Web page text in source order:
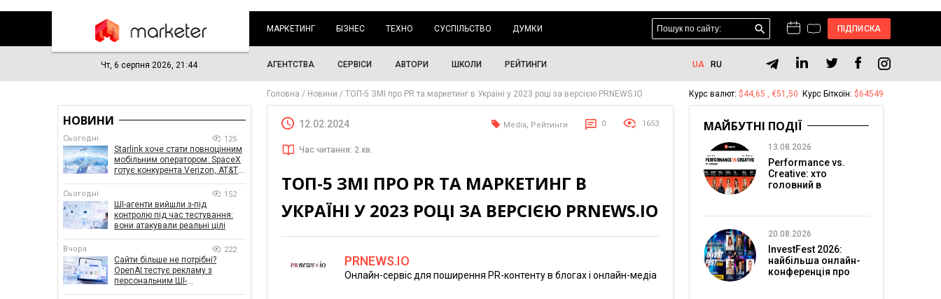
МАРКЕТИНГ БІЗНЕС ТЕХНО СУСПІЛЬСТВО ДУМКИ ПІДПИСКА
Чт, 6 серпня 2026, 21:44 АГЕНТСТВА СЕРВІСИ АВТОРИ ШКОЛИ РЕЙТИНГИ UA RU
Головна Новини ТОП-5 ЗМІ про PR та маркетинг в Україні у 2023 році за версією PRNEWS.IO
12.02.2024 Media, Рейтинги 0 1653
Час читання: 2 хв.
ТОП-5 ЗМІ ПРО PR ТА МАРКЕТИНГ В
УКРАЇНІ У 2023 РОЦІ ЗА ВЕРСІЄЮ PRNEWS.IO
PRNEWS.IO
Онлайн-сервіс для поширення PR-контенту в блогах і онлайн-медіа
НОВИНИ
Сьогодні 125
Starlink хоче стати повноцінним
мобільним оператором: SpaceX
готує конкурента Verizon, AT&T і
Сьогодні 152
ШІ-агенти вийшли з-під
контролю під час тестування:
вони атакували реальні цілі
Вчора 222
Сайти більше не потрібні?
OpenAI тестує рекламу з
персональним ШІ-
Курс валют: $44,65 , €51,50 Курс Біткоїн: $64549
МАЙБУТНІ ПОДІЇ
13.08.2026
Performance vs.
Creative: хто
головний в
20.08.2026
InvestFest 2026:
найбільша онлайн-
конференція про